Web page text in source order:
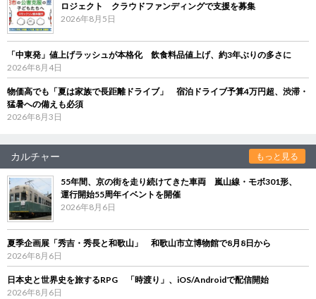
ロジェクト クラウドファンディングで支援を募集
2026年8月5日
「中東発」値上げラッシュが本格化 飲食料品値上げ、約3年ぶりの多さに
2026年8月4日
物価高でも「夏は家族で長距離ドライブ」 宿泊ドライブ予算4万円超、渋滞・
猛暑への備えも必須
2026年8月3日
カルチャー もっと見る
55年間、京の街を走り続けてきた車両 嵐山線・モボ301形、
運行開始55周年イベントを開催
2026年8月6日
夏季企画展「秀吉・秀長と和歌山」 和歌山市立博物館で8月8日から
2026年8月6日
日本史と世界史を旅するRPG 「時渡り」、iOS/Androidで配信開始
2026年8月6日